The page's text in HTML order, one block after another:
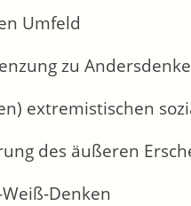
Umfeld
zu
extremistischen
des äußeren
Denken